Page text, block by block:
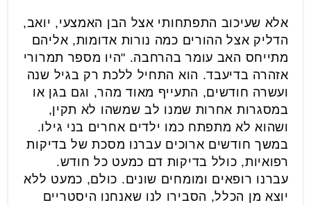
אלא שעיכוב התפתחותי אצל הבן האמצעי, יואב,
הדליק אצל ההורים כמה נורות אדומות, אליהם
מתייחס האב עומר בהרחבה. "היו מספר תמרורי
אזהרה בדיעבד. הוא התחיל ללכת רק בגיל שנה
ועשרה חודשים, התעייף מאוד מהר, וגם בגן או
במסגרות אחרות שמנו לב שמשהו לא תקין,
ושהוא לא מתפתח כמו ילדים אחרים בני גילו.
במשך חודשים ארוכים עברנו מסכת של בדיקות
רפואיות, כולל בדיקות דם כמעט כל חודש.
עברנו רופאים ומומחים שונים. כולם, כמעט ללא
יוצא מן הכלל, הסבירו לנו שאנחנו היסטריים